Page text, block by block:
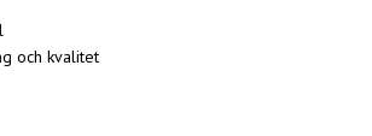
och kvalitet